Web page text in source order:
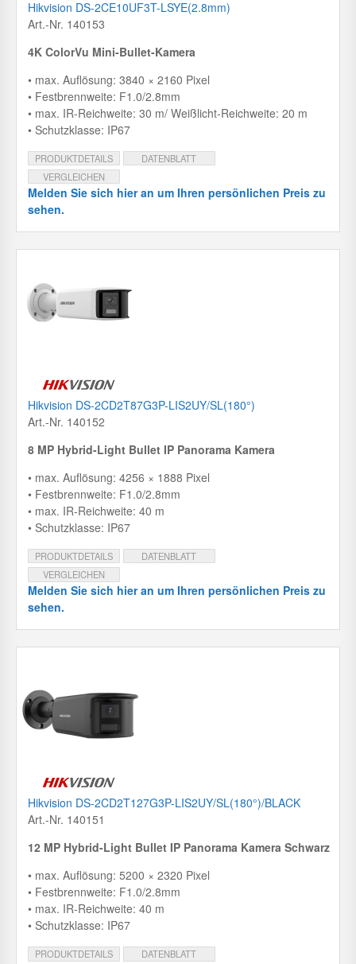
Hikvision DS-2CE10UF3T-LSYE(2.8mm)
Art.-Nr. 140153
4K ColorVu Mini-Bullet-Kamera
• max. Auflösung: 3840 × 2160 Pixel
• Festbrennweite: F1.0/2.8mm
• max. IR-Reichweite: 30 m/ Weißlicht-Reichweite: 20 m
• Schutzklasse: IP67
PRODUKTDETAILS
DATENBLATT
VERGLEICHEN
Melden Sie sich hier an um Ihren persönlichen Preis zu
sehen.
Hikvision DS-2CD2T87G3P-LIS2UY/SL(180°)
Art.-Nr. 140152
8 MP Hybrid-Light Bullet IP Panorama Kamera
• max. Auflösung: 4256 × 1888 Pixel
• Festbrennweite: F1.0/2.8mm
• max. IR-Reichweite: 40 m
• Schutzklasse: IP67
PRODUKTDETAILS
DATENBLATT
VERGLEICHEN
Melden Sie sich hier an um Ihren persönlichen Preis zu
sehen.
Hikvision DS-2CD2T127G3P-LIS2UY/SL(180°)/BLACK
Art.-Nr. 140151
12 MP Hybrid-Light Bullet IP Panorama Kamera Schwarz
• max. Auflösung: 5200 × 2320 Pixel
• Festbrennweite: F1.0/2.8mm
• max. IR-Reichweite: 40 m
• Schutzklasse: IP67
PRODUKTDETAILS
DATENBLATT